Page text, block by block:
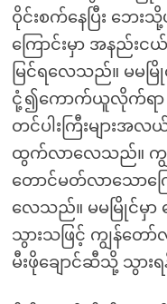
ဝိုင်းစက်နေပြီး ဘေ
ကြောင်းမှာ အနည်း
မြင်ရလေသည်။ မမ
ငုံ့၍ကောက်ယူလိုက်ရာ က
တင်ပါးကြီးများအ
ထွက်လာလေသည်။ ကျွ
တောင်မတ်လာသောက
လေသည်။ မမမြိုင်မှာ
သွားသဖြင့် ကျွန်တော်
မီးဖိုချောင်ဆီသို့ သွာ